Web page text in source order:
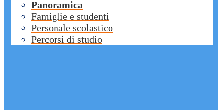
Panoramica
Famiglie e studenti
Personale scolastico
Percorsi di studio